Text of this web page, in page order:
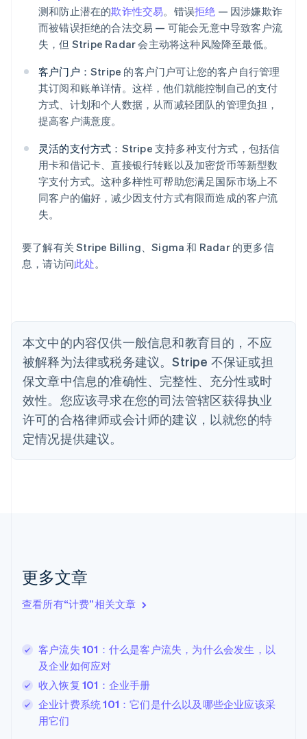
测和防止潜在的欺诈性交易。错误拒绝 — 因涉嫌欺诈
而被错误拒绝的合法交易 — 可能会无意中导致客户流
失，但 Stripe Radar 会主动将这种风险降至最低。
客户门户： Stripe 的客户门户可让您的客户自行管理
其订阅和账单详情。这样，他们就能控制自己的支付
方式、计划和个人数据，从而减轻团队的管理负担，
提高客户满意度。
灵活的支付方式： Stripe 支持多种支付方式，包括信
用卡和借记卡、直接银行转账以及加密货币等新型数
字支付方式。这种多样性可帮助您满足国际市场上不
同客户的偏好，减少因支付方式有限而造成的客户流
失。
要了解有关 Stripe Billing、Sigma 和 Radar 的更多信
息，请访问此处。
本文中的内容仅供一般信息和教育目的，不应
被解释为法律或税务建议。Stripe 不保证或担
保文章中信息的准确性、完整性、充分性或时
效性。您应该寻求在您的司法管辖区获得执业
许可的合格律师或会计师的建议，以就您的特
定情况提供建议。
更多文章
查看所有“计费”相关文章
客户流失 101：什么是客户流失，为什么会发生，以
及企业如何应对
收入恢复 101：企业手册
企业计费系统 101：它们是什么以及哪些企业应该采
用它们
阿联酋
爱尔兰
English
爱沙尼亚
English
奥地利
Deutsch
English
巴西
比利时
波兰
English
丹麦
English
德国
Deutsch English
法国
FrançaisEnglish
芬兰
克罗地亚
EnglishItaliano
拉脱维亚
English
列支敦士登
DeutschEnglish
卢森堡
Français Deutsch English
罗马尼亚
English